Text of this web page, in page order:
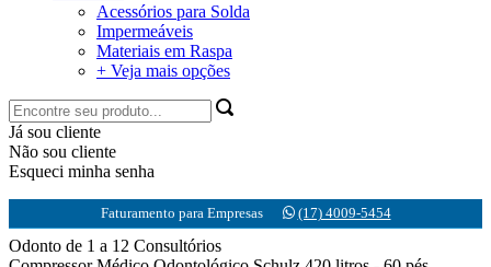
Acessórios para Solda
Impermeáveis
Materiais em Raspa
+ Veja mais opções
Já sou cliente
Não sou cliente
Esqueci minha senha
Faturamento para Empresas (17) 4009-5454
Odonto de 1 a 12 Consultórios